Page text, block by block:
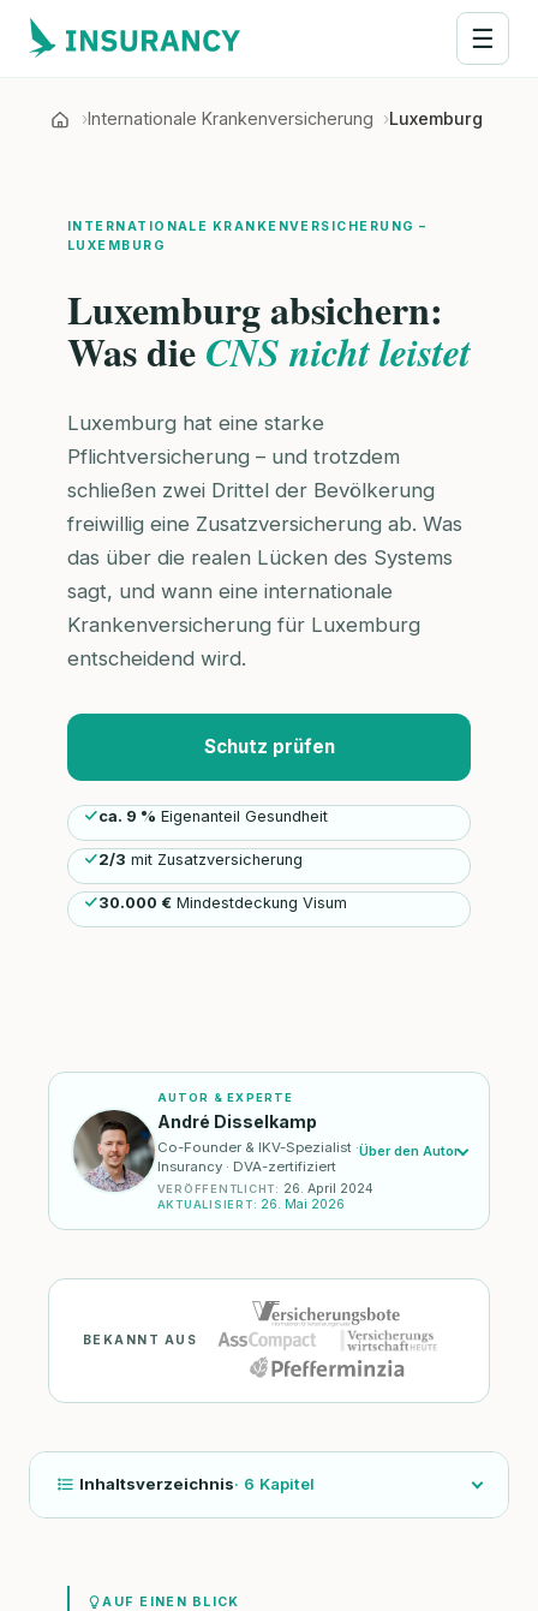
☰
Internationale Krankenversicherung Luxemburg
INTERNATIONALE KRANKENVERSICHERUNG –
LUXEMBURG
Luxemburg absichern:
Was die CNS nicht leistet
Luxemburg hat eine starke
Pflichtversicherung – und trotzdem
schließen zwei Drittel der Bevölkerung
freiwillig eine Zusatzversicherung ab. Was
das über die realen Lücken des Systems
sagt, und wann eine internationale
Krankenversicherung für Luxemburg
entscheidend wird.
Schutz prüfen
ca. 9 % Eigenanteil Gesundheit
2/3 mit Zusatzversicherung
30.000 € Mindestdeckung Visum
AUTOR & EXPERTE
André Disselkamp
Co-Founder & IKV-Spezialist ·
Insurancy · DVA-zertifiziert
VERÖFFENTLICHT: 26. April 2024
AKTUALISIERT: 26. Mai 2026
Über den Autor
BEKANNT AUS
Inhaltsverzeichnis· 6 Kapitel
AUF EINEN BLICK